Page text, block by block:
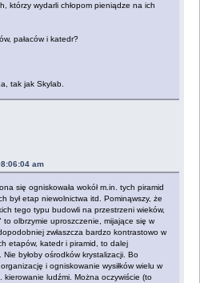
którzy wydarli chłopom pieniądze na ich
pałaców i katedr?
tak jak Skylab.
am
się ogniskowała wokół m.in. tych piramid
był etap niewolnictwa itd. Pominąwszy, że
tego typu budowli na przestrzeni wieków,
olbrzymie uproszczenie, mijające się w
zwłaszcza bardzo kontrastowo w
etapów, katedr i piramid, to dalej
byłoby ośrodków krystalizacji. Bo
i ogniskowanie wysiłków wielu w
kierowanie ludźmi. Można oczywiście (to